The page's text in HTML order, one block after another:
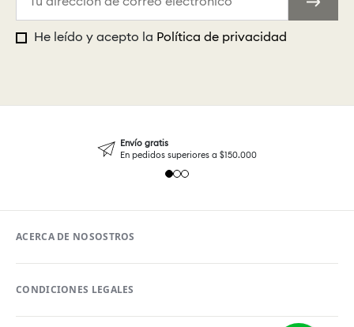
He leído y acepto la Política de privacidad
Envío gratis
En pedidos superiores a $150.000
ACERCA DE NOSOSTROS
CONDICIONES LEGALES